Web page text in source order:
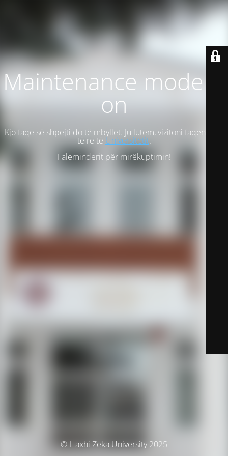
Maintenance mode is
on
Kjo faqe së shpejti do të mbyllet. Ju lutem, vizitoni faqen tonë
të re të Universitetit.
Faleminderit për mirëkuptimin!
© Haxhi Zeka University 2025